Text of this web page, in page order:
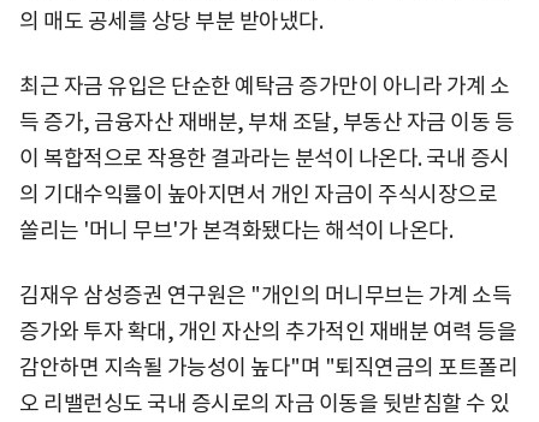
의 매도 공세를 상당 부분 받아냈다.
최근 자금 유입은 단순한 예탁금 증가만이 아니라 가계 소
득 증가, 금융자산 재배분, 부채 조달, 부동산 자금 이동 등
이 복합적으로 작용한 결과라는 분석이 나온다. 국내 증시
의 기대수익률이 높아지면서 개인 자금이 주식시장으로
쏠리는 '머니 무브'가 본격화됐다는 해석이 나온다.
김재우 삼성증권 연구원은 "개인의 머니무브는 가계 소득
증가와 투자 확대, 개인 자산의 추가적인 재배분 여력 등을
감안하면 지속될 가능성이 높다"며 "퇴직연금의 포트폴리
오 리밸런싱도 국내 증시로의 자금 이동을 뒷받침할 수 있